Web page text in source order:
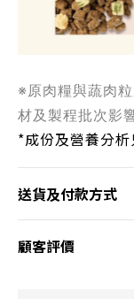
※原肉糧與蔬肉
材及製程批次影
*成份及營養分
送貨及付款方式
顧客評價